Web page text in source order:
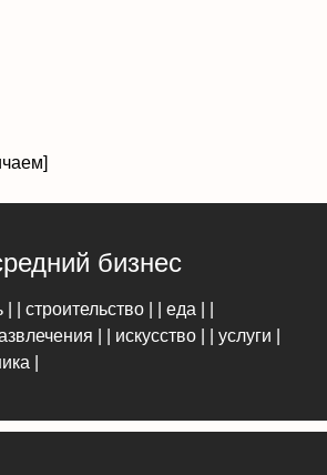
бизнес
| строительство | | еда | |
| | искусство | | услуги |
|